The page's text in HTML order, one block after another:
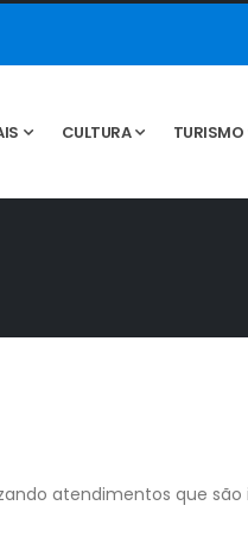
CULTURA TURISMO
atendimentos que